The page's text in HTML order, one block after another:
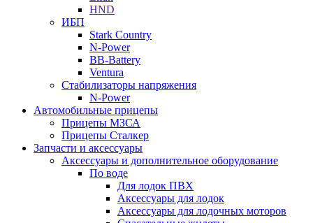
HND
ИБП
Stark Country
N-Power
BB-Battery
Ventura
Стабилизаторы напряжения
N-Power
Автомобильные прицепы
Прицепы МЗСА
Прицепы Сталкер
Запчасти и аксессуары
Аксессуары и дополнительное оборудование
По воде
Для лодок ПВХ
Аксессуары для лодок
Аксессуары для лодочных моторов